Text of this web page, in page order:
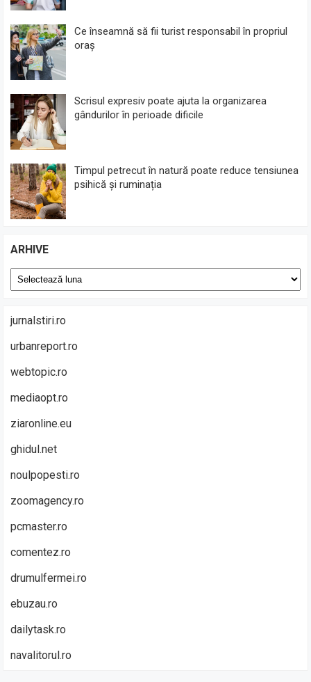
Ce înseamnă să fii turist responsabil în propriul
oraș
Scrisul expresiv poate ajuta la organizarea
gândurilor în perioade dificile
Timpul petrecut în natură poate reduce tensiunea
psihică și ruminația
ARHIVE
Arhive
jurnalstiri.ro
urbanreport.ro
webtopic.ro
mediaopt.ro
ziaronline.eu
ghidul.net
noulpopesti.ro
zoomagency.ro
pcmaster.ro
comentez.ro
drumulfermei.ro
ebuzau.ro
dailytask.ro
navalitorul.ro